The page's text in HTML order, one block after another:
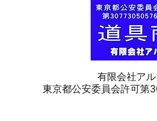
有限会社ア
東京都公安委員会許可第